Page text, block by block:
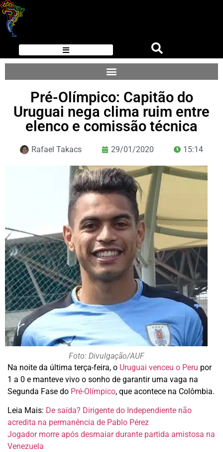
Pré-Olímpico: Capitão do
Uruguai nega clima ruim entre
elenco e comissão técnica
Rafael Takacs 29/01/2020 15:14
Foto: Divulgação/AUF
Na noite da última terça-feira, o Uruguai venceu o Peru por
1 a 0 e manteve vivo o sonho de garantir uma vaga na
Segunda Fase do Pré-Olímpico, que acontece na Colômbia.
Leia Mais: De saída? Dirigente do Independiente não
acredita na permanência de Pablo Pérez
Jogador morre após desmaiar durante partida amistosa na
Venezuela